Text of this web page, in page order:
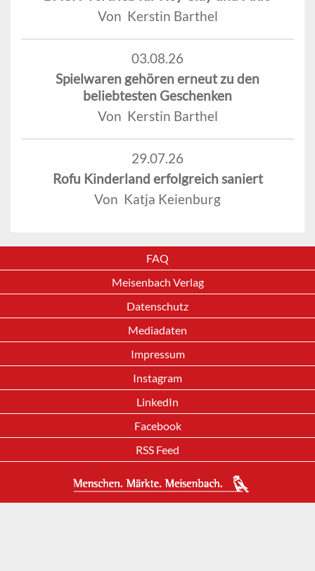
Von Kerstin Barthel
03.08.26
Spielwaren gehören erneut zu den
beliebtesten Geschenken
Von Kerstin Barthel
29.07.26
Rofu Kinderland erfolgreich saniert
Von Katja Keienburg
FAQ
Meisenbach Verlag
Datenschutz
Mediadaten
Impressum
Instagram
LinkedIn
Facebook
RSS Feed